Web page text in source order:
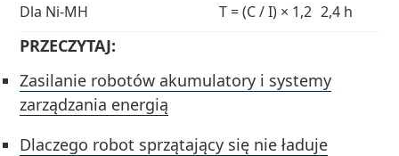
Dla Ni‑MH
T = (C / I) × 1,2 2,4 h
PRZECZYTAJ:
Zasilanie robotów akumulatory i systemy
zarządzania energią
Dlaczego robot sprzątający się nie ładuje